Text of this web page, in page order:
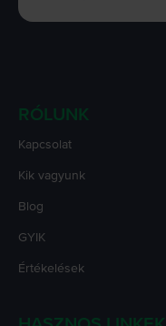
RÓLUNK
Kapcsolat
Kik vagyunk
Blog
GYIK
Értékelések